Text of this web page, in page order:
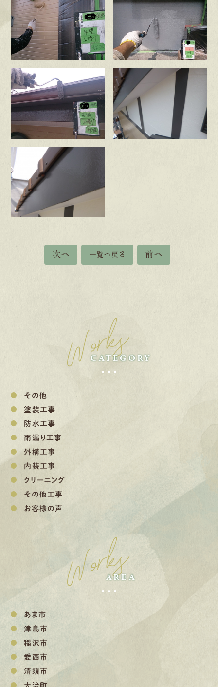
次へ 一覧へ戻る 前へ
Works
CATEGORY
その他
塗装工事
防水工事
雨漏り工事
外構工事
内装工事
クリーニング
その他工事
お客様の声
Works
AREA
あま市
津島市
稲沢市
愛西市
清須市
大治町